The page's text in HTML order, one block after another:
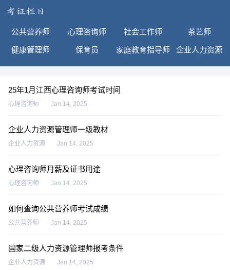
公共营养师 心理咨询师 社会工作师 茶艺师
健康管理师 保育员 家庭教育指导师 企业人力资源
25年1月江西心理咨询师考试时间
心理咨询师 Jan 14, 2025
企业人力资源管理师一级教材
企业人力资源 Jan 14, 2025
心理咨询师月薪及证书用途
心理咨询师 Jan 14, 2025
如何查询公共营养师考试成绩
公共营养师 Jan 14, 2025
国家二级人力资源管理师报考条件
企业人力资源 Jan 14, 2025